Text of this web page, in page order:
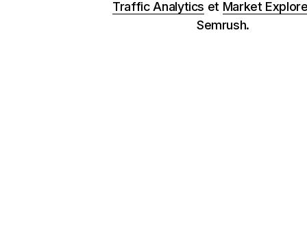
Traffic Analytics et Market
Semrush.